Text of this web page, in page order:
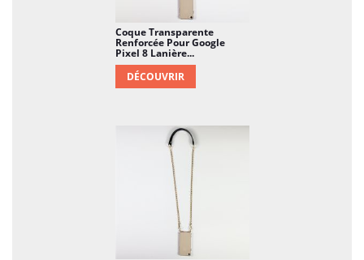
Coque Transparente
Renforcée Pour Google
Pixel 8 Lanière...
DÉCOUVRIR